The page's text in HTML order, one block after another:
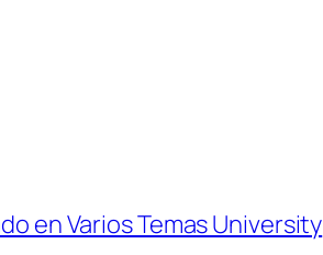
en Varios Temas University